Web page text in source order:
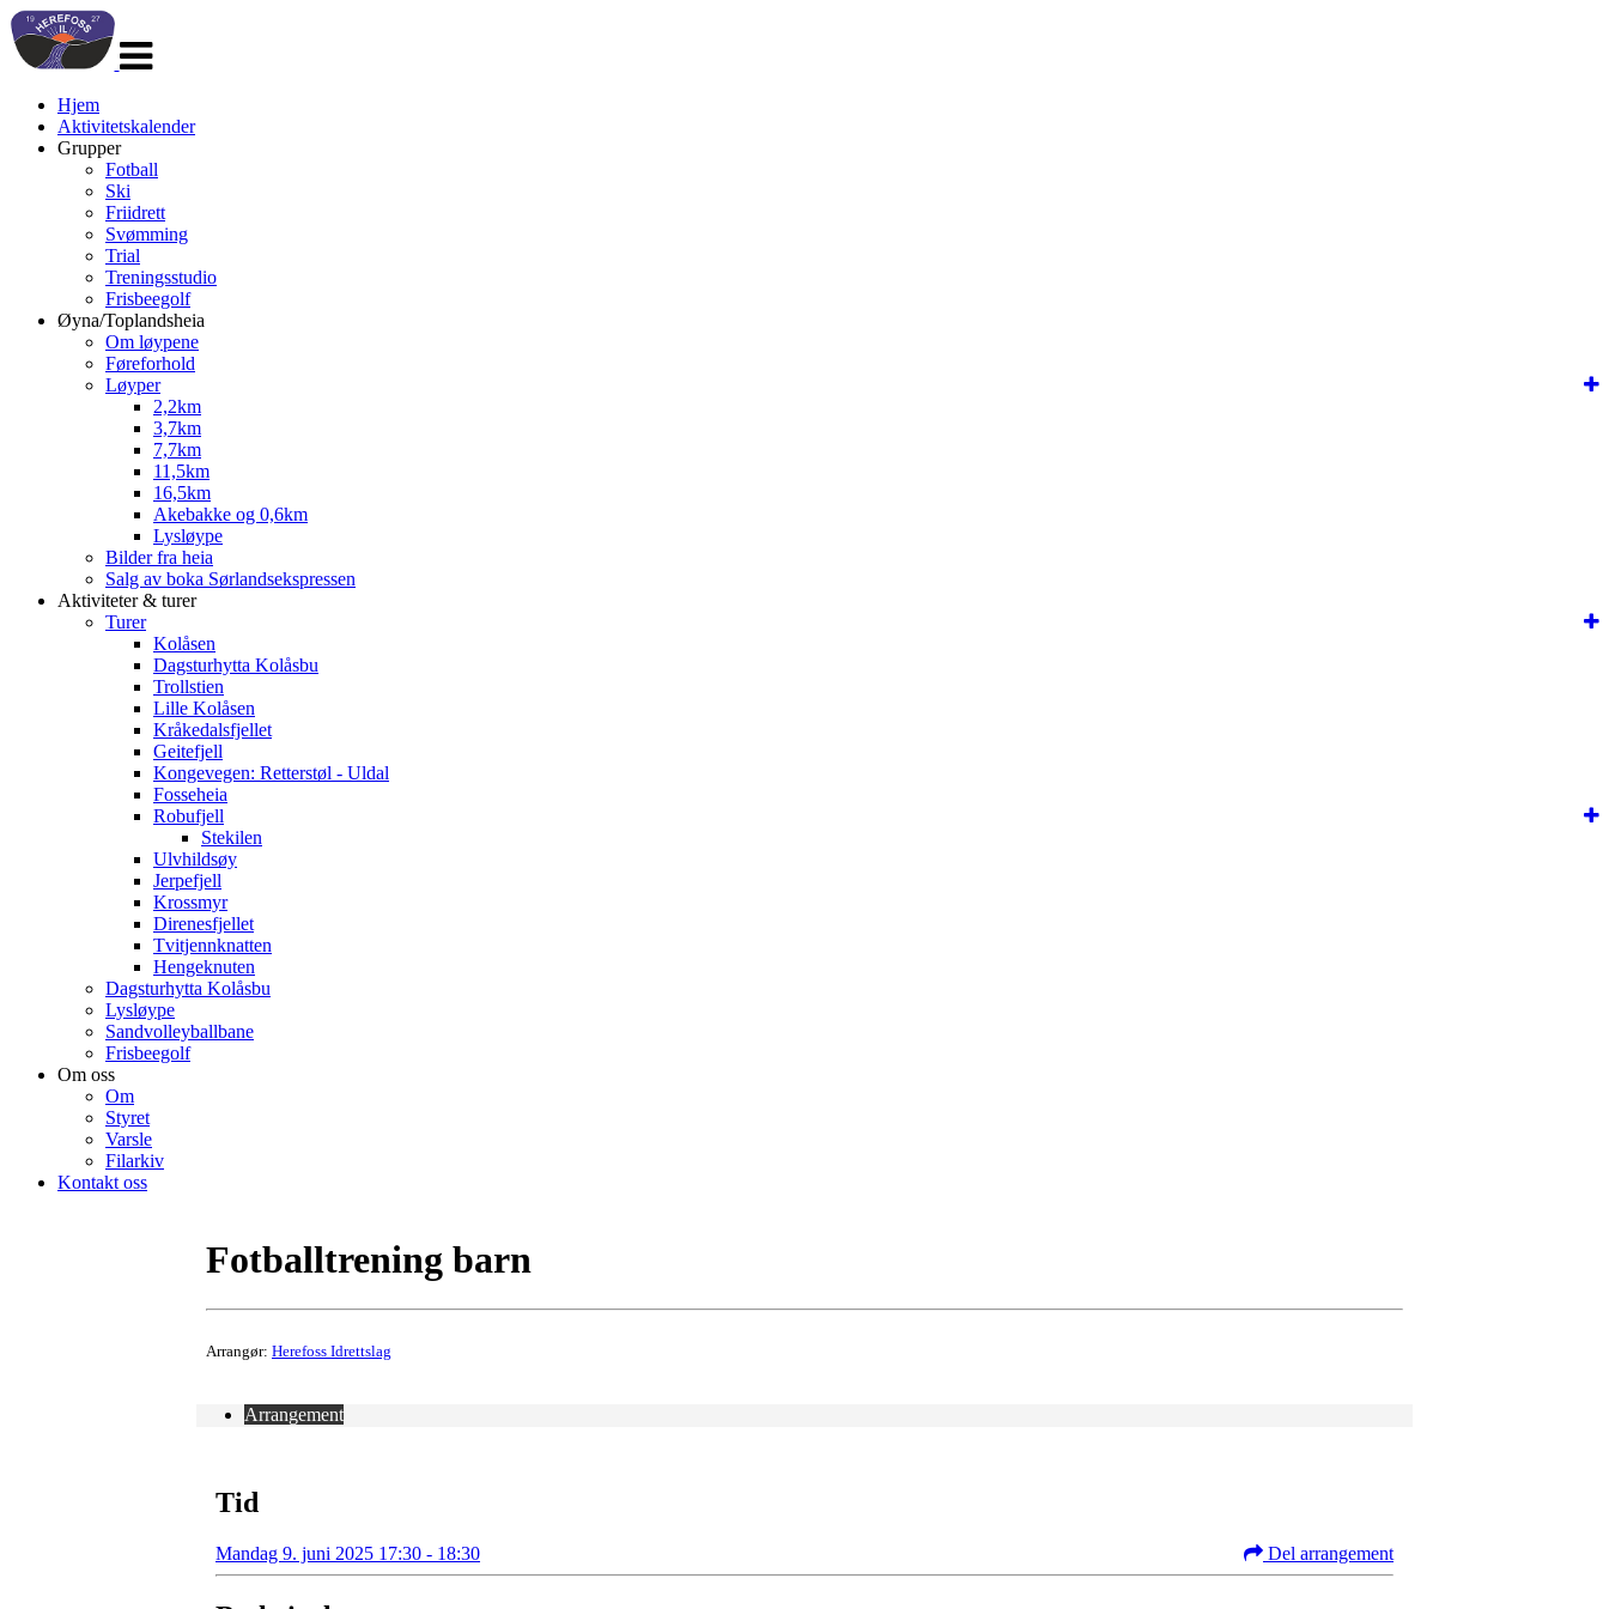
navigasjon
Hjem
Aktivitetskalender
Grupper
Fotball
Ski
Friidrett
Svømming
Trial
Treningsstudio
Frisbeegolf
Øyna/Toplandsheia
Om løypene
Føreforhold
Løyper
2,2km
3,7km
7,7km
11,5km
16,5km
Akebakke og 0,6km
Lysløype
Bilder fra heia
Salg av boka Sørlandsekspressen
Aktiviteter & turer
Turer
Kolåsen
Dagsturhytta Kolåsbu
Trollstien
Lille Kolåsen
Kråkedalsfjellet
Geitefjell
Kongevegen: Retterstøl - Uldal
Fosseheia
Robufjell
Stekilen
Ulvhildsøy
Jerpefjell
Krossmyr
Direnesfjellet
Tvitjennknatten
Hengeknuten
Dagsturhytta Kolåsbu
Lysløype
Sandvolleyballbane
Frisbeegolf
Om oss
Om
Styret
Varsle
Filarkiv
Kontakt oss
Fotballtrening barn
Arrangør: Herefoss Idrettslag
Arrangement
Tid
Mandag 9. juni 2025 17:30 - 18:30 Del arrangement